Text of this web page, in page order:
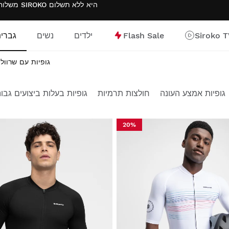
משלוח חינם בהזמנות מעל $300.00 . החזרת מוצרים עם החזרים לארנק SIROKO היא ללא תשלום
נשים ילדים Flash Sale
Siroko
גופיות עם
גופיות בעלות ביצועים חולצות תרמיות גופיות אמצע העונה
20%